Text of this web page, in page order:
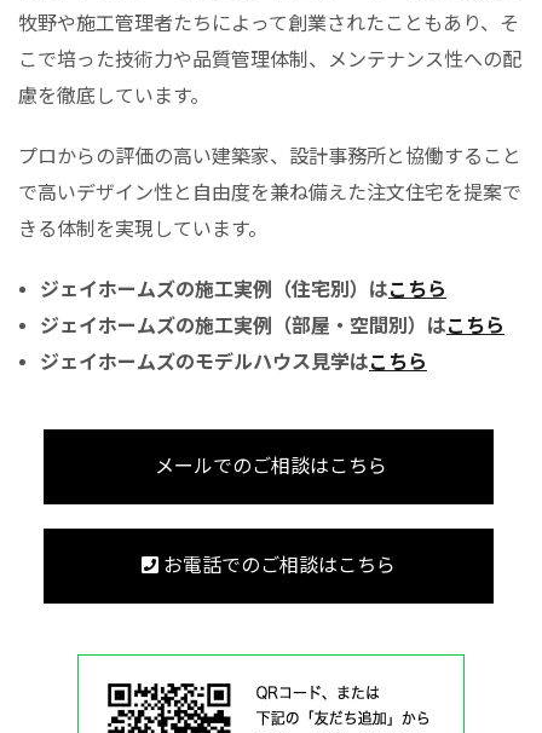
牧野や施工管理者たちによって創業されたこともあり、そ
こで培った技術力や品質管理体制、メンテナンス性への配
慮を徹底しています。
プロからの評価の高い建築家、設計事務所と協働すること
で高いデザイン性と自由度を兼ね備えた注文住宅を提案で
きる体制を実現しています。
ジェイホームズの施工実例（住宅別）はこちら
ジェイホームズの施工実例（部屋・空間別）はこちら
ジェイホームズのモデルハウス見学はこちら
メールでのご相談はこちら
お電話でのご相談はこちら